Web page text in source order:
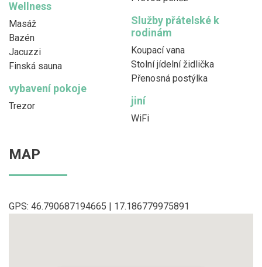
Wellness
Masáž
Bazén
Jacuzzi
Finská sauna
Služby přátelské k
rodinám
Koupací vana
Stolní jídelní židlička
Přenosná postýlka
vybavení pokoje
Trezor jiní
WiFi
MAP
GPS: 46.790687194665 | 17.186779975891